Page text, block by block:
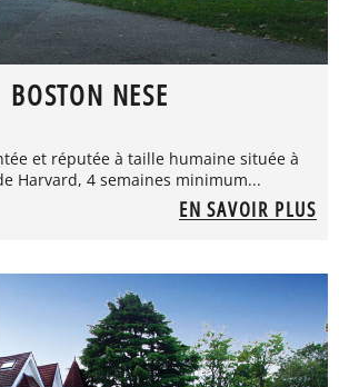
BOSTON NESE
et réputée à taille humaine située à
Harvard, 4 semaines minimum...
EN SAVOIR PLUS